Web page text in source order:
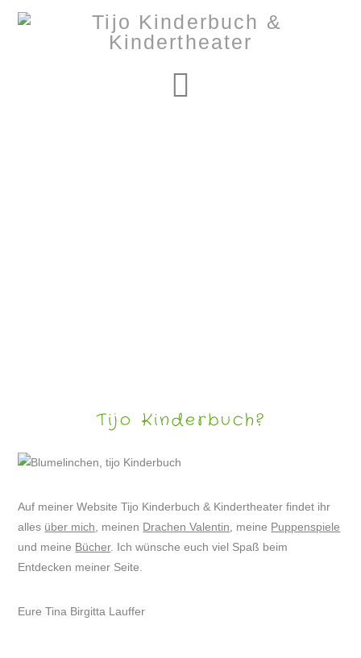
Tijo Kinderbuch?
Auf meiner Website Tijo Kinderbuch & Kindertheater findet ihr
alles über mich , meinen Drachen Valentin , meine Puppenspiele
und meine Bücher. Ich wünsche euch viel Spaß beim
Entdecken meiner Seite.
Eure Tina Birgitta Lauffer